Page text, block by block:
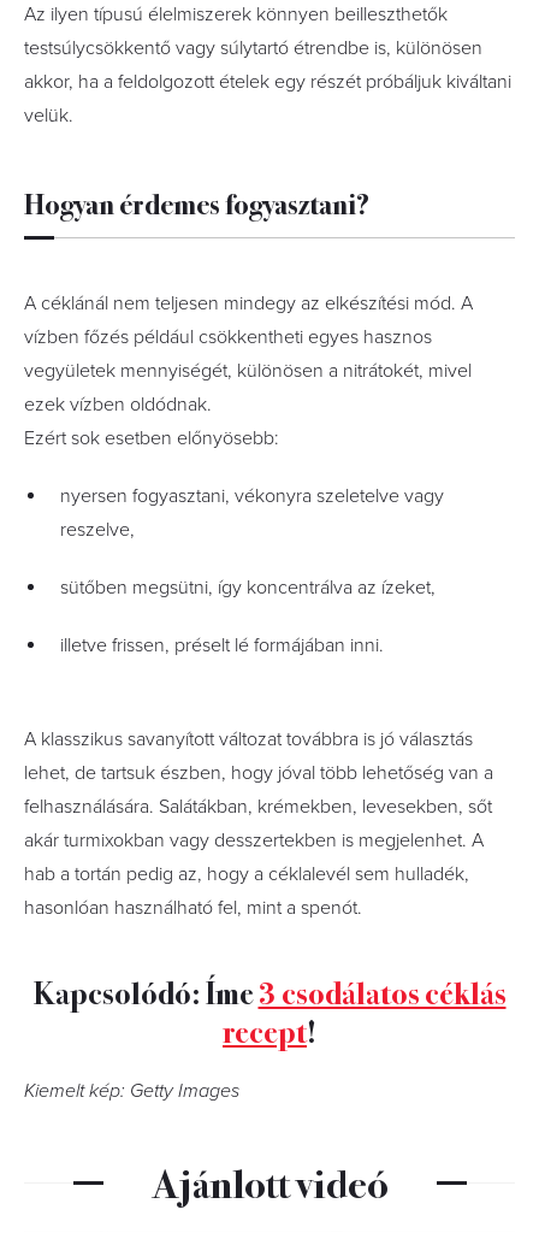
Az ilyen típusú élelmiszerek könnyen beilleszthetők
testsúlycsökkentő vagy súlytartó étrendbe is, különösen
akkor, ha a feldolgozott ételek egy részét próbáljuk kiváltani
velük.
Hogyan érdemes fogyasztani?
A céklánál nem teljesen mindegy az elkészítési mód. A
vízben főzés például csökkentheti egyes hasznos
vegyületek mennyiségét, különösen a nitrátokét, mivel
ezek vízben oldódnak.
Ezért sok esetben előnyösebb:
nyersen fogyasztani, vékonyra szeletelve vagy
reszelve,
sütőben megsütni, így koncentrálva az ízeket,
illetve frissen, préselt lé formájában inni.
A klasszikus savanyított változat továbbra is jó választás
lehet, de tartsuk észben, hogy jóval több lehetőség van a
felhasználására. Salátákban, krémekben, levesekben, sőt
akár turmixokban vagy desszertekben is megjelenhet. A
hab a tortán pedig az, hogy a céklalevél sem hulladék,
hasonlóan használható fel, mint a spenót.
Kapcsolódó: Íme3 csodálatos céklás
recept!
Kiemelt kép: Getty Images
Ajánlott videó